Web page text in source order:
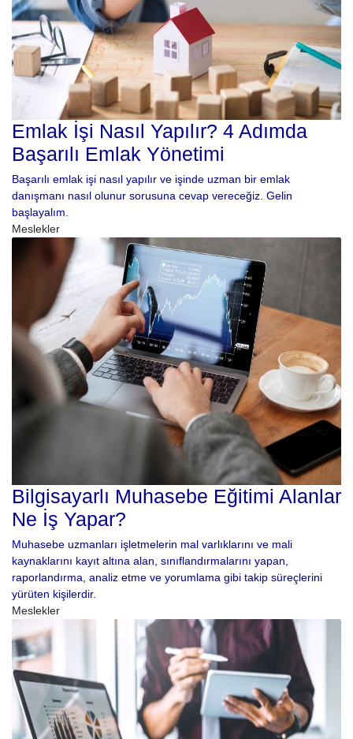
Emlak İşi Nasıl Yapılır? 4 Adımda
Başarılı Emlak Yönetimi
Başarılı emlak işi nasıl yapılır ve işinde uzman bir emlak
danışmanı nasıl olunur sorusuna cevap vereceğiz. Gelin
başlayalım.
Meslekler
Bilgisayarlı Muhasebe Eğitimi Alanlar
Ne İş Yapar?
Muhasebe uzmanları işletmelerin mal varlıklarını ve mali
kaynaklarını kayıt altına alan, sınıflandırmalarını yapan,
raporlandırma, analiz etme ve yorumlama gibi takip süreçlerini
yürüten kişilerdir.
Meslekler